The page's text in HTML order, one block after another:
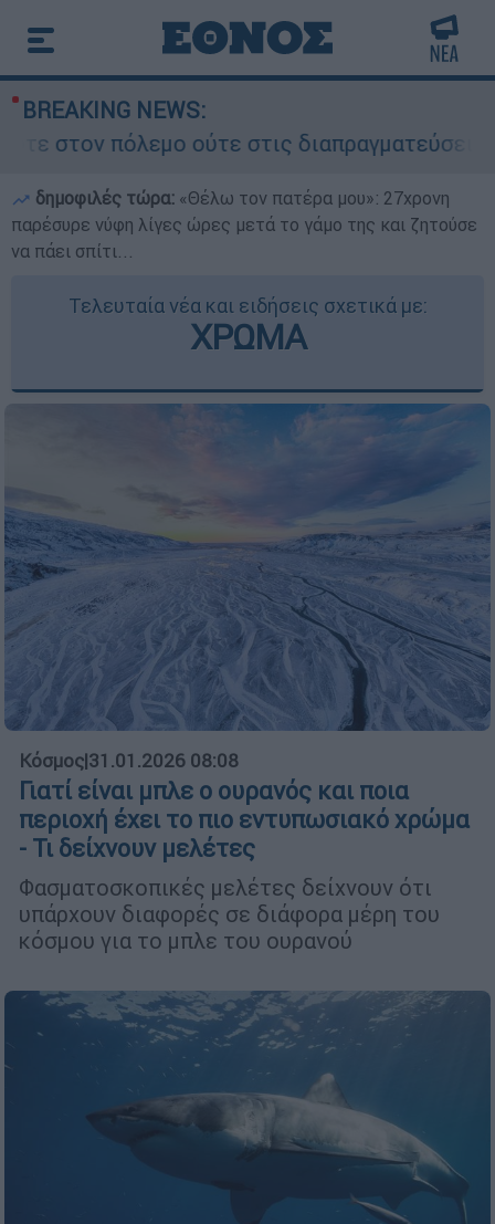
BREAKING NEWS:
ούτε στις διαπραγματεύσεις» - Οι έξι
δημοφιλές τώρα: «Θέλω τον πατέρα μου»: 27χρονη
παρέσυρε νύφη λίγες ώρες μετά το γάμο της και ζητούσε
να πάει σπίτι...
Τελευταία νέα και ειδήσεις σχετικά με:
ΧΡΩΜΑ
Κόσμος|31.01.2026 08:08
Γιατί είναι μπλε ο ουρανός και ποια
περιοχή έχει το πιο εντυπωσιακό χρώμα
- Τι δείχνουν μελέτες
Φασματοσκοπικές μελέτες δείχνουν ότι
υπάρχουν διαφορές σε διάφορα μέρη του
κόσμου για το μπλε του ουρανού